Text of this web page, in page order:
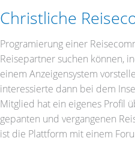
Christliche
Programierung einer
Reisepartner suchen können,
einem Anzeigensystem
interessierte dann bei dem
Mitglied hat ein eigenes Profil
gepanten und vergangenen
ist die Plattform mit einem